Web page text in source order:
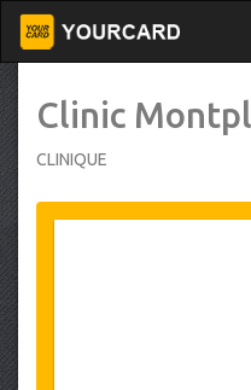
Clinic
CLINIQUE